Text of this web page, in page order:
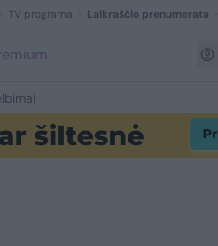
TV programa Laikraščio prenumerata